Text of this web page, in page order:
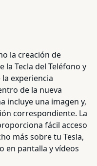
la creación de
la Tecla del Teléfono y
experiencia
de la nueva
incluye una imagen y,
correspondiente. La
fácil acceso
más sobre tu Tesla,
en pantalla y vídeos